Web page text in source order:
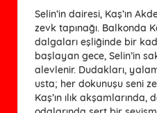
Selin’in dairesi, Kaş’ın
zevk tapınağı. Balkonda
dalgaları eşliğinde bir
başlayan gece, Selin’in
alevlenir. Dudakları,
usta; her dokunuşu seni
Kaş’ın ılık